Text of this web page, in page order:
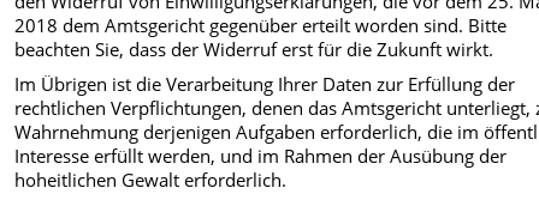
2018 dem Amtsgericht gegenüber erteilt worden sind. Bitte
beachten Sie, dass der Widerruf erst für die Zukunft wirkt.
Im Übrigen ist die Verarbeitung Ihrer Daten zur Erfüllung der
rechtlichen Verpflichtungen, denen das Amtsgericht unterliegt,
Wahrnehmung derjenigen Aufgaben erforderlich, die im
Interesse erfüllt werden, und im Rahmen der Ausübung der
hoheitlichen Gewalt erforderlich.